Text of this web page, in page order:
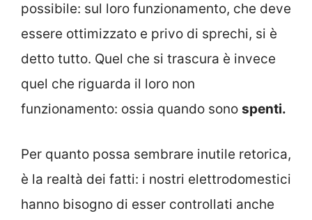
possibile: sul loro funzionamento, che deve
essere ottimizzato e privo di sprechi, si è
detto tutto. Quel che si trascura è invece
quel che riguarda il loro non
funzionamento: ossia quando sono spenti.
Per quanto possa sembrare inutile retorica,
è la realtà dei fatti: i nostri elettrodomestici
hanno bisogno di esser controllati anche